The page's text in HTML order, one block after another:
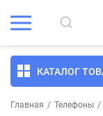
КАТАЛОГ
Главная / Телефоны /